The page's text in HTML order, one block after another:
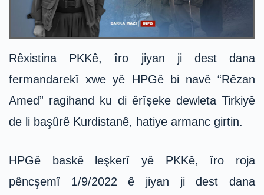
Rêxistina PKKê, îro jiyan ji dest dana
fermandarekî xwe yê HPGê bi navê “Rêzan
Amed” ragihand ku di êrîşeke dewleta Tirkiyê
de li başûrê Kurdistanê, hatiye armanc girtin.
HPGê baskê leşkerî yê PKKê, îro roja
pêncşemî 1/9/2022 ê jiyan ji dest dana